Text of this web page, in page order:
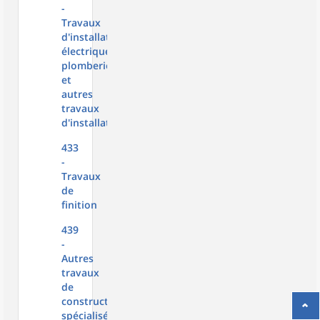
-
Travaux
d'installation
électrique,
plomberie
et
autres
travaux
d'installation
433
-
Travaux
de
finition
439
-
Autres
travaux
de
construction
spécialisés